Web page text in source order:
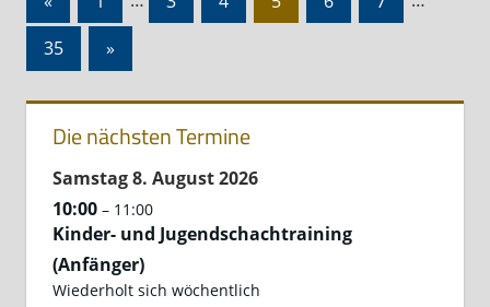
der
Beiträge
Beiträge
35
Nächste
Beiträge
»
Die nächsten Termine
Samstag8. August2026
10:00 – 11:00
Kinder- und Jugendschachtraining
(Anfänger)
Wiederholt sich wöchentlich